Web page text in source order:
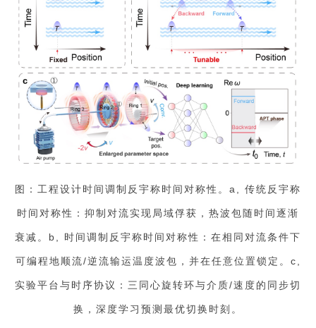
图：工程设计时间调制反宇称时间对称性。a, 传统反宇称
时间对称性：抑制对流实现局域俘获，热波包随时间逐渐
衰减。b, 时间调制反宇称时间对称性：在相同对流条件下
可编程地顺流/逆流输运温度波包，并在任意位置锁定。c,
实验平台与时序协议：三同心旋转环与介质/速度的同步切
换，深度学习预测最优切换时刻。